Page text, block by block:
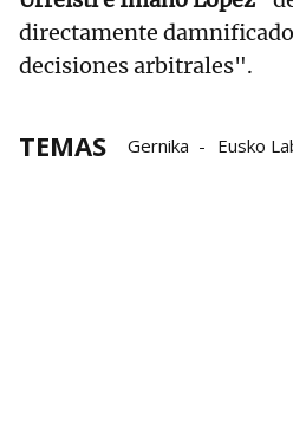
directamente
decisiones arbitrales".
TEMAS Gernika
Eusko